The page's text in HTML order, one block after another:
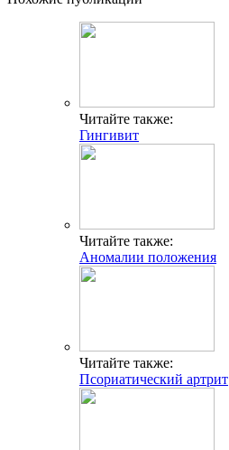
Читайте также:
Гингивит
Читайте также:
Аномалии положения
Читайте также:
Псориатический артрит